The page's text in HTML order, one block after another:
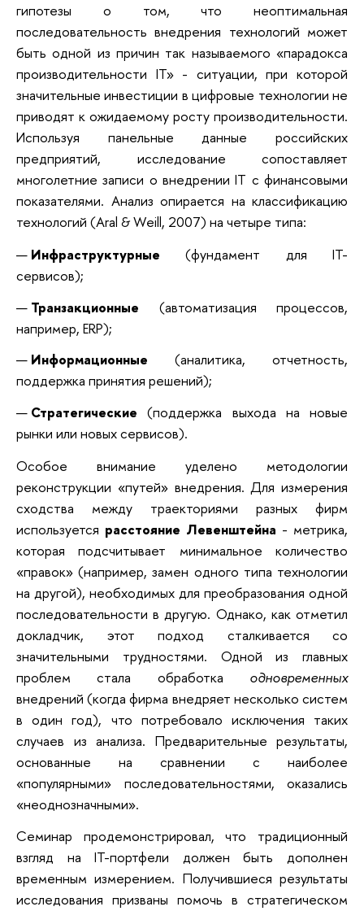
гипотезы о том, что неоптимальная
последовательность внедрения технологий может
быть одной из причин так называемого «парадокса
производительности IT» - ситуации, при которой
значительные инвестиции в цифровые технологии не
приводят к ожидаемому росту производительности.
Используя панельные данные российских
предприятий, исследование сопоставляет
многолетние записи о внедрении IT с финансовыми
показателями. Анализ опирается на классификацию
технологий (Aral & Weill, 2007) на четыре типа:
Инфраструктурные (фундамент для IT-
сервисов);
Транзакционные (автоматизация процессов,
например, ERP);
Информационные (аналитика, отчетность,
поддержка принятия решений);
Стратегические (поддержка выхода на новые
рынки или новых сервисов).
Особое внимание уделено методологии
реконструкции «путей» внедрения. Для измерения
сходства между траекториями разных фирм
используется расстояние Левенштейна - метрика,
которая подсчитывает минимальное количество
«правок» (например, замен одного типа технологии
на другой), необходимых для преобразования одной
последовательности в другую. Однако, как отметил
докладчик, этот подход сталкивается со
значительными трудностями. Одной из главных
проблем стала обработка одновременных
внедрений (когда фирма внедряет несколько систем
в один год), что потребовало исключения таких
случаев из анализа. Предварительные результаты,
основанные на сравнении с наиболее
«популярными» последовательностями, оказались
«неоднозначными».
Семинар продемонстрировал, что традиционный
взгляд на IT-портфели должен быть дополнен
временным измерением. Получившиеся результаты
исследования призваны помочь в стратегическом